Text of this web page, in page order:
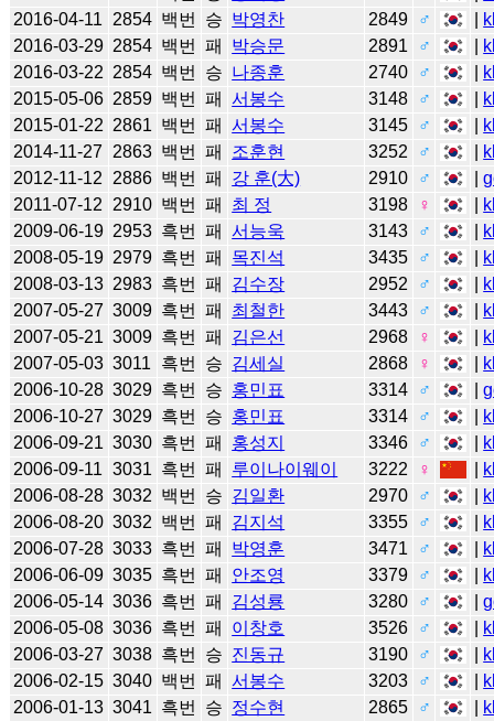
2016-04-11
2854 백번 승 박영찬 2849 ♂
2016-03-29 2854 백번 패 박승문 2891 ♂
2016-03-22 2854 백번 승 나종훈 2740 ♂
2015-05-06 2859 백번 패 서봉수 3148 ♂
2015-01-22 2861 백번 패 서봉수 3145 ♂
2014-11-27
2863 백번 패 조훈현 3252 ♂
2012-11-12
2886 백번 패 강 훈(大) 2910 ♂ |
2011-07-12
2910 백번 패 최 정 3198 ♀
2009-06-19 2953 흑번 패 서능욱 3143 ♂
2008-05-19 2979 흑번 패 목진석 3435 ♂
2008-03-13 2983 흑번 패 김수장 2952 ♂
2007-05-27 3009 흑번 패 최철한 3443 ♂
2007-05-21 3009 흑번 패 김은선 2968 ♀
2007-05-03 3011 흑번 승 김세실 2868 ♀
2006-10-28 3029 흑번 승 홍민표 3314 ♂ |
2006-10-27 3029 흑번 승 홍민표 3314 ♂
2006-09-21 3030 흑번 패 홍성지 3346 ♂
2006-09-11 3031 흑번 패 루이나이웨이 3222 ♀
2006-08-28 3032 백번 승 김일환 2970 ♂
2006-08-20 3032 백번 패 김지석 3355 ♂
2006-07-28 3033 흑번 패 박영훈 3471 ♂
2006-06-09 3035 흑번 패 안조영 3379 ♂
2006-05-14 3036 흑번 패 김성룡 3280 ♂ |
2006-05-08 3036 흑번 패 이창호 3526 ♂
2006-03-27 3038 흑번 승 진동규 3190 ♂
2006-02-15 3040 백번 패 서봉수 3203 ♂
2006-01-13 3041 흑번 승 정수현 2865 ♂